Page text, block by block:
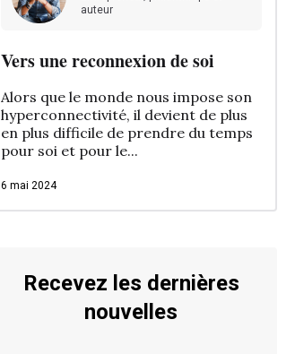
auteur
Vers une reconnexion de soi
Alors que le monde nous impose son
hyperconnectivité, il devient de plus
en plus difficile de prendre du temps
pour soi et pour le...
6 mai 2024
Recevez les dernières
nouvelles